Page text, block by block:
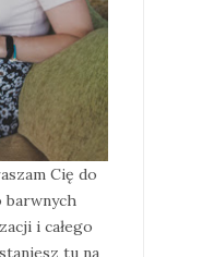
Cię do
barwnych
i całego